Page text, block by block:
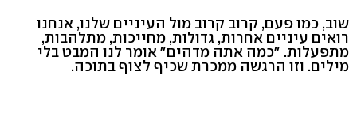
שוב, כמו פעם, קרוב קרוב מול העיניים שלנו, אנחנו
רואים עיניים אחרות, גדולות, מחייכות, מתלהבות,
מתפעלות. "כמה אתה מדהים" אומר לנו המבט בלי
מילים. וזו הרגשה ממכרת שכיף לצוף בתוכה.